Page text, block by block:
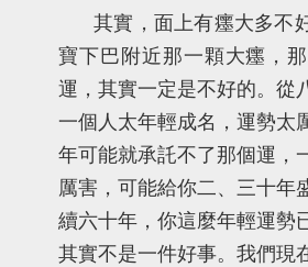
其實，面上有癦大多不
寶下巴附近那一顆大癦，
運，其實一定是不好的。從
一個人太年輕成名，運勢太
年可能就承託不了那個運，
厲害，可能給你二、三十年
續六十年，你這麼年輕運勢
其實不是一件好事。我們現